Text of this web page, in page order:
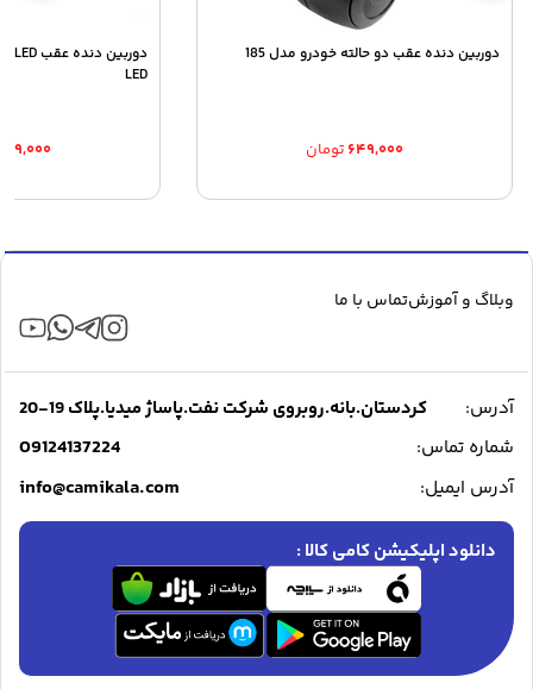
دوربین دنده عقب دو حالته خودرو مدل 185
۶۴۹,۰۰۰ تومان
LED
وبلاگ و آموزشتماس با ما
آدرس:
کردستان.بانه.روبروی شرکت نفت.پاساژ میدیا.پلاک 19-20
شماره تماس:
09124137224
آدرس ایمیل: info@camikala.com
دانلود اپلیکیشن کامی کالا :